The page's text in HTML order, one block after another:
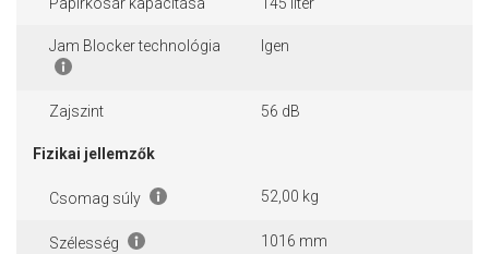
Papírkosár kapacitása 145 liter
Jam Blocker technológia Igen
Zajszint 56 dB
Fizikai jellemzők
Csomag súly 52,00 kg
Szélesség 1016 mm